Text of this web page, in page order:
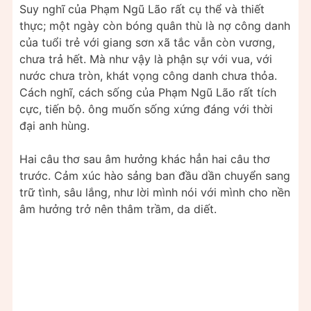
Suy nghĩ của Phạm Ngũ Lão rất cụ thể và thiết
thực; một ngày còn bóng quân thù là nợ công danh
của tuổi trẻ với giang sơn xã tắc vẫn còn vương,
chưa trả hết. Mà như vậy là phận sự với vua, với
nước chưa tròn, khát vọng công danh chưa thỏa.
Cách nghĩ, cách sống của Phạm Ngũ Lão rất tích
cực, tiến bộ. ông muốn sống xứng đáng với thời
đại anh hùng.
Hai câu thơ sau âm hưởng khác hẳn hai câu thơ
trước. Cảm xúc hào sảng ban đầu dần chuyển sang
trữ tình, sâu lắng, như lời mình nói với mình cho nền
âm hưởng trở nên thâm trầm, da diết.